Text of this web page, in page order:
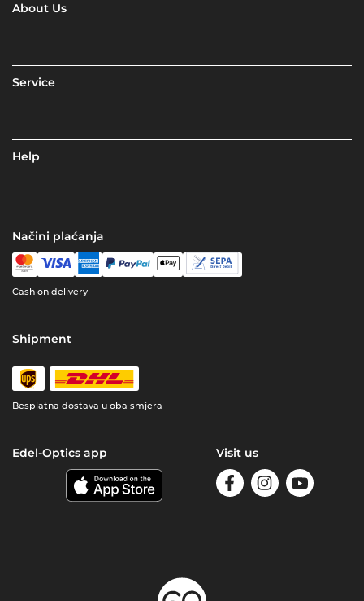
About Us
Service
Help
Načini plaćanja
Cash on delivery
Shipment
Besplatna dostava u oba smjera
Edel-Optics app Visit us